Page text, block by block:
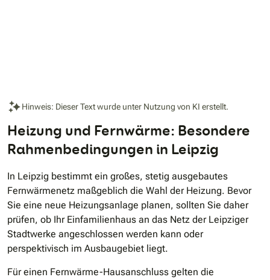
Hinweis: Dieser Text wurde unter Nutzung von KI erstellt.
Heizung und Fernwärme: Besondere
Rahmenbedingungen in Leipzig
In Leipzig bestimmt ein großes, stetig ausgebautes
Fernwärmenetz maßgeblich die Wahl der Heizung. Bevor
Sie eine neue Heizungsanlage planen, sollten Sie daher
prüfen, ob Ihr Einfamilienhaus an das Netz der Leipziger
Stadtwerke angeschlossen werden kann oder
perspektivisch im Ausbaugebiet liegt.
Für einen Fernwärme-Hausanschluss gelten die